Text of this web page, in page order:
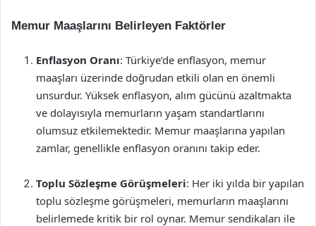
Memur Maaşlarını Belirleyen Faktörler
Enflasyon Oranı: Türkiye’de enflasyon, memur
maaşları üzerinde doğrudan etkili olan en önemli
unsurdur. Yüksek enflasyon, alım gücünü azaltmakta
ve dolayısıyla memurların yaşam standartlarını
olumsuz etkilemektedir. Memur maaşlarına yapılan
zamlar, genellikle enflasyon oranını takip eder.
Toplu Sözleşme Görüşmeleri: Her iki yılda bir yapılan
toplu sözleşme görüşmeleri, memurların maaşlarını
belirlemede kritik bir rol oynar. Memur sendikaları ile